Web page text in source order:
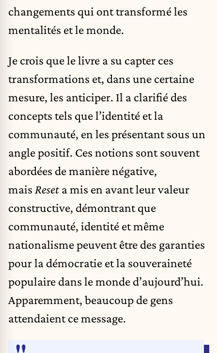
changements qui ont transformé les
mentalités et le monde.
Je crois que le livre a su capter ces
transformations et, dans une certaine
mesure, les anticiper. Il a clarifié des
concepts tels que l’identité et la
communauté, en les présentant sous un
angle positif. Ces notions sont souvent
abordées de manière négative,
mais Reset a mis en avant leur valeur
constructive, démontrant que
communauté, identité et même
nationalisme peuvent être des garanties
pour la démocratie et la souveraineté
populaire dans le monde d’aujourd’hui.
Apparemment, beaucoup de gens
attendaient ce message.